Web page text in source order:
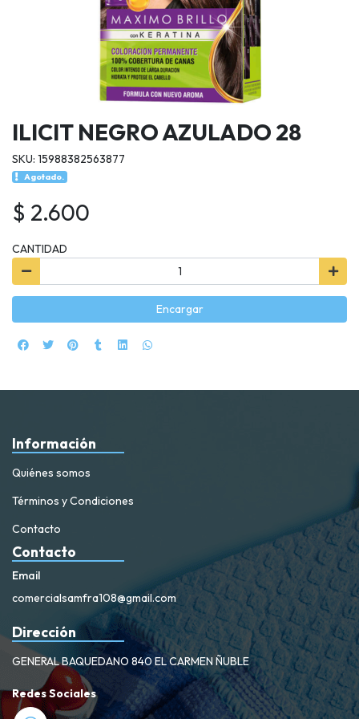
ILICIT NEGRO AZULADO 28
SKU: 15988382563877
Agotado.
$ 2.600
CANTIDAD
Encargar
Información
Quiénes somos
Términos y Condiciones
Contacto
Contacto
Email
comercialsamfra108@gmail.com
Dirección
GENERAL BAQUEDANO 840 EL CARMEN ÑUBLE
Redes Sociales